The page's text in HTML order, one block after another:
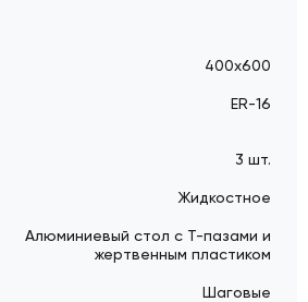
400х600
ER-16
3 шт.
Жидкостное
Алюминиевый стол с Т-пазами и
жертвенным пластиком
Шаговые